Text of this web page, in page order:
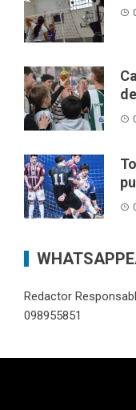
Redactor
098955851